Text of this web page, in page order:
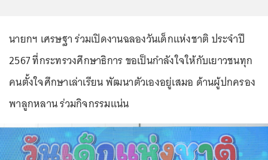
นายกฯ เศรษฐา ร่วมเปิดงานฉลองวันเด็กแห่งชาติ ประจำปี
2567 ที่กระทรวงศึกษาธิการ ขอเป็นกำลังใจให้กับเยาวชนทุก
คนตั้งใจศึกษาเล่าเรียน พัฒนาตัวเองอยู่เสมอ ด้านผู้ปกครอง
พาลูกหลาน ร่วมกิจกรรมแน่น